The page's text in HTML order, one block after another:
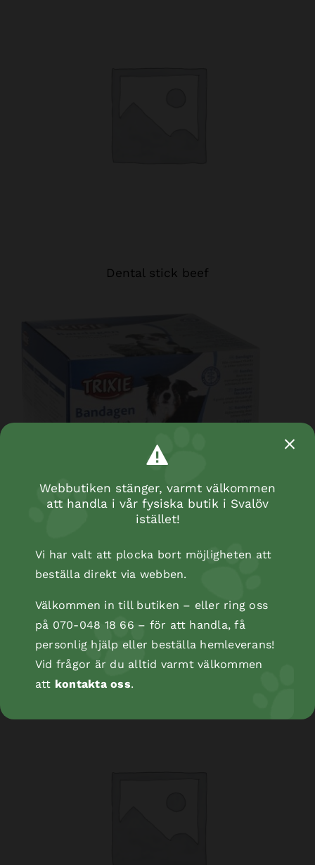
Dental stick beef
Bandagebinda Bitter, självhäftande, 5 cm/4,5
m
Webbutiken stänger, varmt välkommen
att handla i vår fysiska butik i Svalöv
istället!
Vi har valt att plocka bort möjligheten att
beställa direkt via webben.
Välkommen in till butiken – eller ring oss
på 070-048 18 66 – för att handla, få
personlig hjälp eller beställa hemleverans!
Vid frågor är du alltid varmt välkommen
att kontakta oss.